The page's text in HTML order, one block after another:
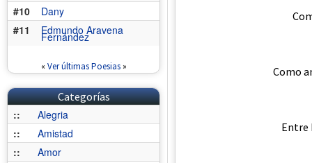
#10
Dany
#11
Edmundo Aravena
Fernández
« Ver últimas Poesias»
Categorías
::
Alegria
::
Amistad
::
Amor
Como
Entre